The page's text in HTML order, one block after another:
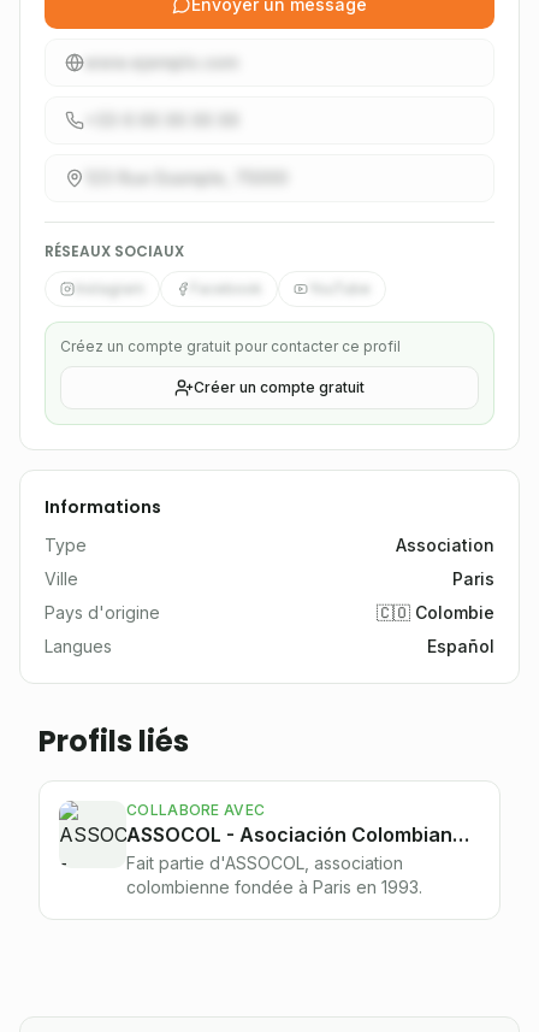
Envoyer un message
www.ejemplo.com
123 Rue Example, 75000
RÉSEAUX SOCIAUX
Créez un compte gratuit pour contacter ce profil
Créer un compte gratuit
Informations
Type
Association
Ville
Paris
Pays d'origine
🇨🇴 Colombie
Langues
Español
Profils liés
COLLABORE AVEC
ASSOCOL - Asociación Colombiana en Francia
Fait partie d'ASSOCOL, association
colombienne fondée à Paris en 1993.